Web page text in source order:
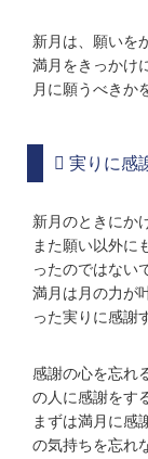
新月は、願いを
満月をきっかけ
月に願うべきか
実りに感
新月のときにか
また願い以外に
ったのではない
満月は月の力が
った実りに感謝
感謝の心を忘れ
の人に感謝をす
まずは満月に感
の気持ちを忘れ